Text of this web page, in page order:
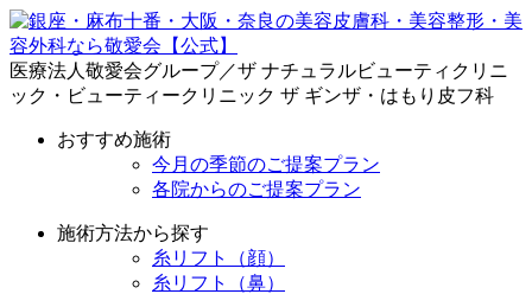
医療法人敬愛会グループ／ザ ナチュラルビューティクリニ
ック・ビューティークリニック ザ ギンザ・はもり皮フ科
おすすめ施術
今月の季節のご提案プラン
各院からのご提案プラン
施術方法から探す
糸リフト（顔）
糸リフト（鼻）